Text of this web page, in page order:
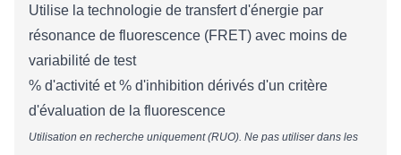
Utilise la technologie de transfert d'énergie par
résonance de fluorescence (FRET) avec moins de
variabilité de test
% d'activité et % d'inhibition dérivés d'un critère
d'évaluation de la fluorescence
Utilisation en recherche uniquement (RUO). Ne pas utiliser dans les